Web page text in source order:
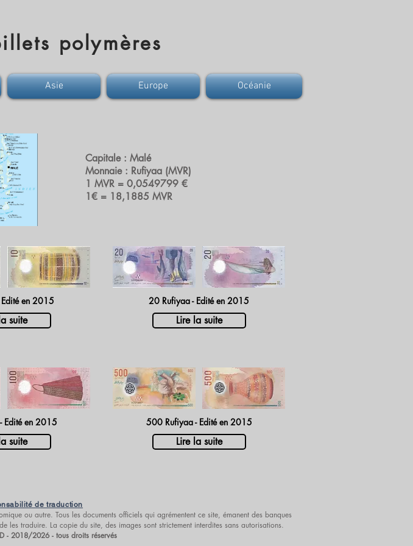
polymères
Asie Europe Océanie
Capitale : Malé
Monnaie : Rufiyaa (MVR)
1 MVR = 0,0549799 €
1€ = 18,1885 MVR
en 2015
suite
20 Rufiyaa - Edité en 2015
Lire la suite
Edité en 2015
suite
500 Rufiyaa - Edité en 2015
Lire la suite
de traduction
ou autre. Tous les documents officiels qui agrémentent ce site, émanent des banques
les traduire. La copie du site, des images sont strictement interdites sans autorisations.
- 2018/2026 - tous droits réservés